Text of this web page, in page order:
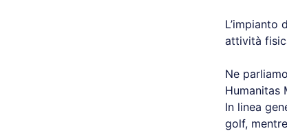
L’impianto
attività
Ne
Humanitas
In linea
golf,